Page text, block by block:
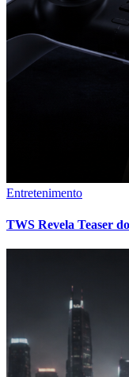
Entretenimento
TWS Revela Teaser